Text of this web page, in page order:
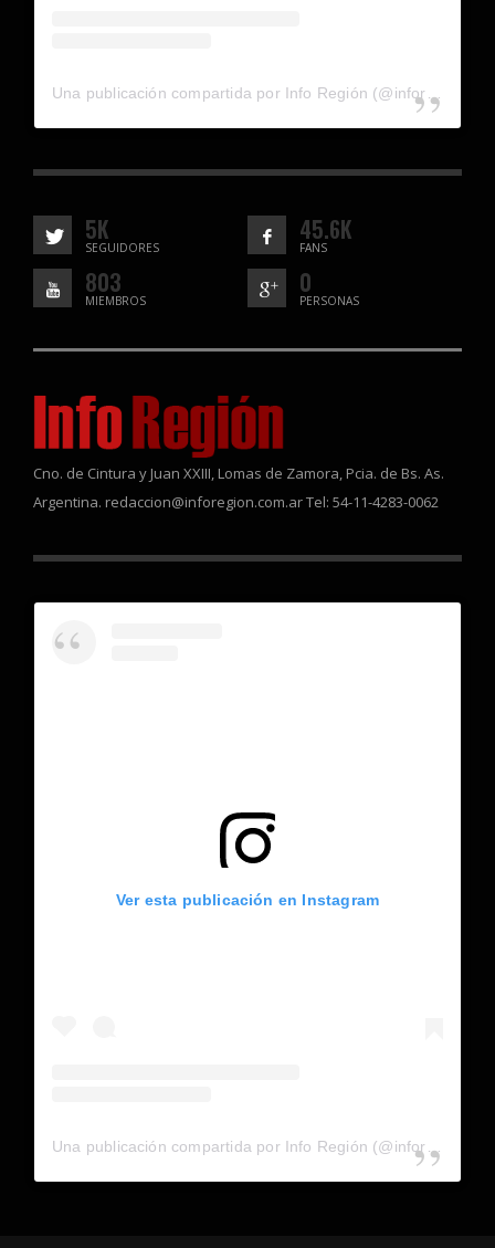
5K
SEGUIDORES
45.6K
FANS
803
MIEMBROS
0
PERSONAS
Cno. de Cintura y Juan XXIII, Lomas de Zamora, Pcia. de Bs. As.
Argentina. redaccion@inforegion.com.ar Tel: 54-11-4283-0062
Ver esta publicación en Instagram
Una publicación compartida por Info Región (@inforegion_redes)